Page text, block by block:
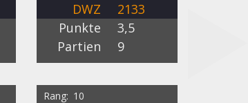
DWZ
2133
Punkte
3,5
Partien
9
Rang 10